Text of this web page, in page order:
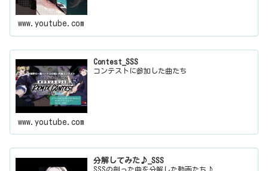
www.youtube.com
Contest_SSS
コンテストに参加した曲たち
www.youtube.com
分解してみた♪_SSS
SSSの創った曲を分解した動画たち♪